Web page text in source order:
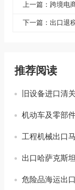
上一篇：跨境电
下一篇：出口退
推荐阅读
旧设备进口清
机动车及零部件出
工程机械出口
出口哈萨克斯坦
危险品海运出